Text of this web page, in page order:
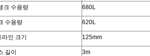
크 수용량 680L
수용량 620L
인 크기 125mm
길이 3m